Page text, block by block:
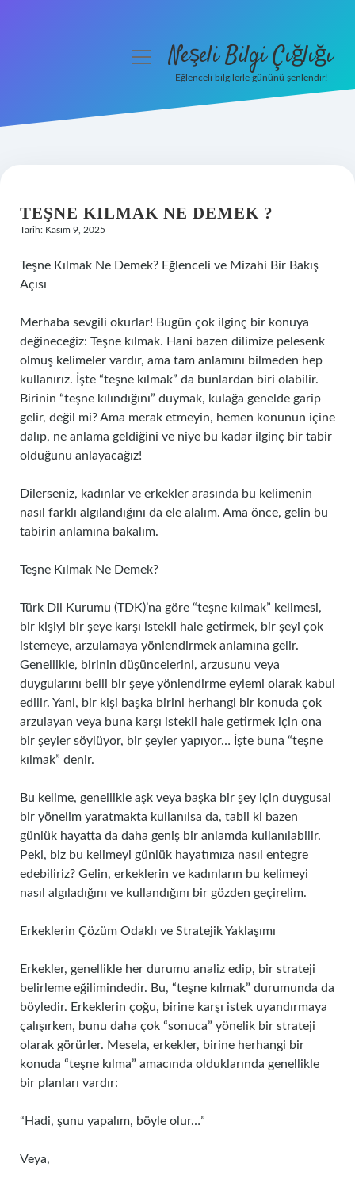
Hakkımızda
menüyüNeşeli Bilgi Çığlığı
Eğlenceli bilgilerle gününü şenlendir!
TEŞNE KILMAK NE DEMEK ?
Tarih: Kasım 9, 2025
Teşne Kılmak Ne Demek? Eğlenceli ve Mizahi Bir Bakış
Açısı
Merhaba sevgili okurlar! Bugün çok ilginç bir konuya
değineceğiz: Teşne kılmak. Hani bazen dilimize pelesenk
olmuş kelimeler vardır, ama tam anlamını bilmeden hep
kullanırız. İşte “teşne kılmak” da bunlardan biri olabilir.
Birinin “teşne kılındığını” duymak, kulağa genelde garip
gelir, değil mi? Ama merak etmeyin, hemen konunun içine
dalıp, ne anlama geldiğini ve niye bu kadar ilginç bir tabir
olduğunu anlayacağız!
Dilerseniz, kadınlar ve erkekler arasında bu kelimenin
nasıl farklı algılandığını da ele alalım. Ama önce, gelin bu
tabirin anlamına bakalım.
Teşne Kılmak Ne Demek?
Türk Dil Kurumu (TDK)’na göre “teşne kılmak” kelimesi,
bir kişiyi bir şeye karşı istekli hale getirmek, bir şeyi çok
istemeye, arzulamaya yönlendirmek anlamına gelir.
Genellikle, birinin düşüncelerini, arzusunu veya
duygularını belli bir şeye yönlendirme eylemi olarak kabul
edilir. Yani, bir kişi başka birini herhangi bir konuda çok
arzulayan veya buna karşı istekli hale getirmek için ona
bir şeyler söylüyor, bir şeyler yapıyor… İşte buna “teşne
kılmak” denir.
Bu kelime, genellikle aşk veya başka bir şey için duygusal
bir yönelim yaratmakta kullanılsa da, tabii ki bazen
günlük hayatta da daha geniş bir anlamda kullanılabilir.
Peki, biz bu kelimeyi günlük hayatımıza nasıl entegre
edebiliriz? Gelin, erkeklerin ve kadınların bu kelimeyi
nasıl algıladığını ve kullandığını bir gözden geçirelim.
Erkeklerin Çözüm Odaklı ve Stratejik Yaklaşımı
Erkekler, genellikle her durumu analiz edip, bir strateji
belirleme eğilimindedir. Bu, “teşne kılmak” durumunda da
böyledir. Erkeklerin çoğu, birine karşı istek uyandırmaya
çalışırken, bunu daha çok “sonuca” yönelik bir strateji
olarak görürler. Mesela, erkekler, birine herhangi bir
konuda “teşne kılma” amacında olduklarında genellikle
bir planları vardır:
“Hadi, şunu yapalım, böyle olur…”
Veya,